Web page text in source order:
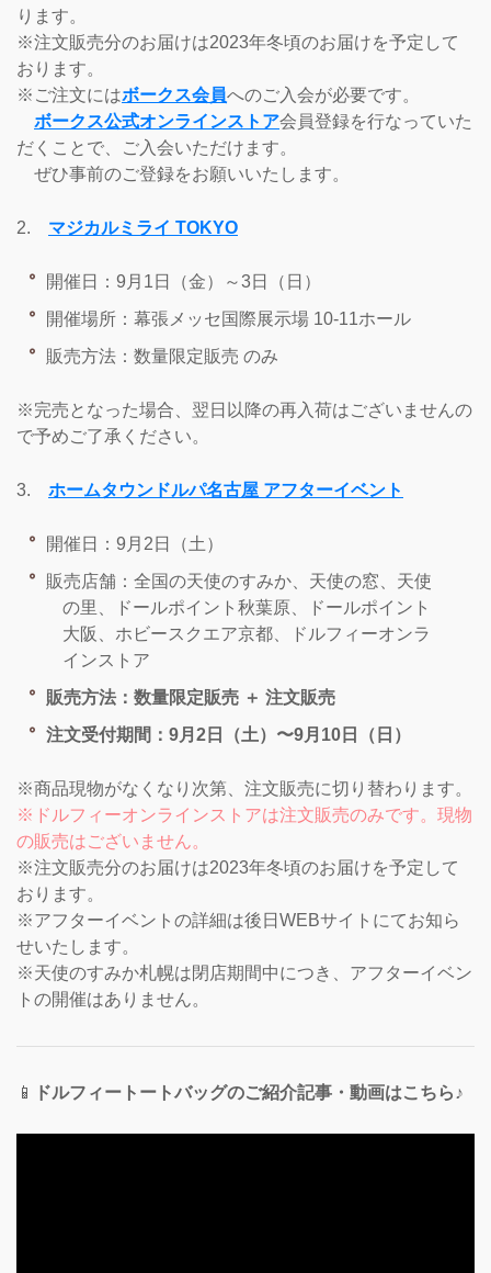
ります。
※注文販売分のお届けは2023年冬頃のお届けを予定して
おります。
※ご注文にはボークス会員へのご入会が必要です。
ボークス公式オンラインストア会員登録を行なっていた
だくことで、ご入会いただけます。
ぜひ事前のご登録をお願いいたします。
2. マジカルミライ TOKYO
開催日：9月1日（金）～3日（日）
開催場所：幕張メッセ国際展示場 10-11ホール
販売方法：数量限定販売 のみ
※完売となった場合、翌日以降の再入荷はございませんの
で予めご了承ください。
3. ホームタウンドルパ名古屋 アフターイベント
開催日：9月2日（土）
販売店舗：全国の天使のすみか、天使の窓、天使
の里、ドールポイント秋葉原、ドールポイント
大阪、ホビースクエア京都、ドルフィーオンラ
インストア
販売方法：数量限定販売 ＋ 注文販売
注文受付期間：9月2日（土）〜9月10日（日）
※商品現物がなくなり次第、注文販売に切り替わります。
※ドルフィーオンラインストアは注文販売のみです。現物
の販売はございません。
※注文販売分のお届けは2023年冬頃のお届けを予定して
おります。
※アフターイベントの詳細は後日WEBサイトにてお知ら
せいたします。
※天使のすみか札幌は閉店期間中につき、アフターイベン
トの開催はありません。
📱 ドルフィートートバッグのご紹介記事・動画はこちら♪